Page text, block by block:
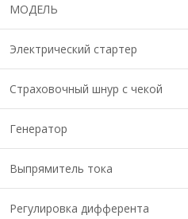
МОДЕЛЬ
Электрический стартер
Страховочный шнур с чекой
Генератор
Выпрямитель тока
Регулировка дифферента